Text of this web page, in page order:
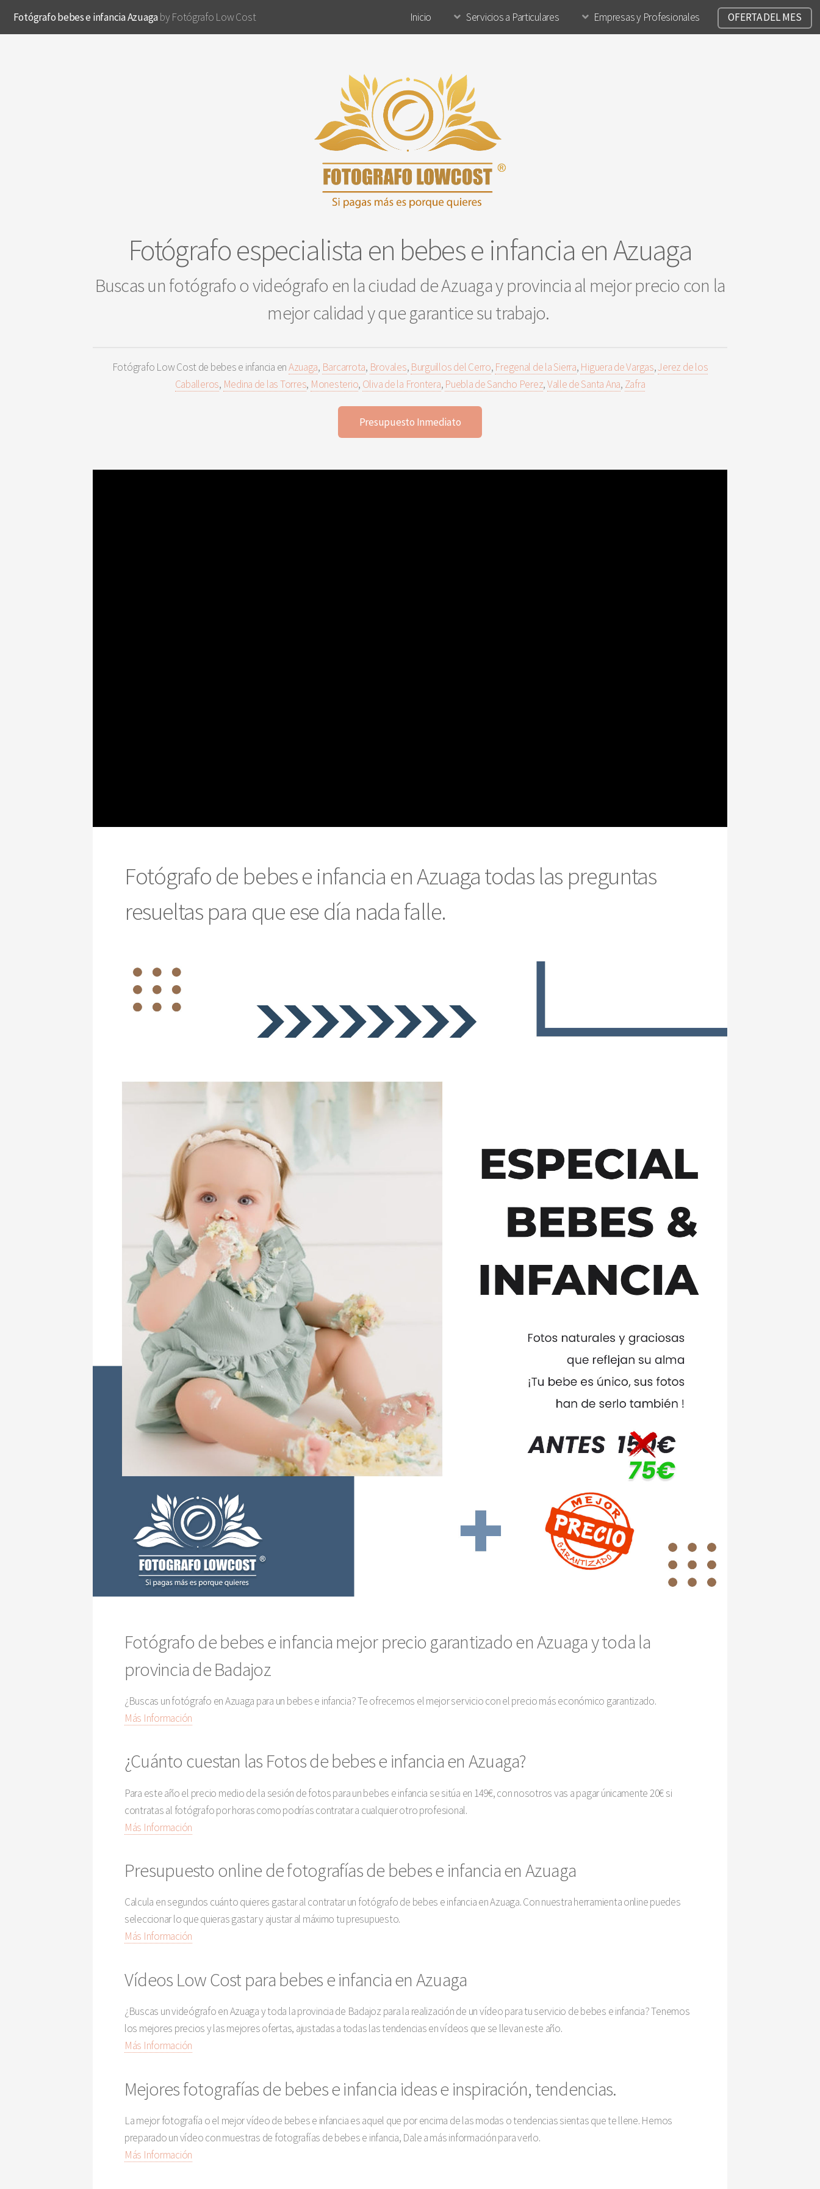
Fotógrafo bebes e infancia Azuagaby Fotógrafo Low Cost Inicio Servicios a Particulares Empresas y Profesionales OFERTA DEL MES
Fotógrafo especialista en bebes e infancia en Azuaga
Buscas un fotógrafo o videógrafo en la ciudad de Azuaga y provincia al mejor precio con la
mejor calidad y que garantice su trabajo.
Fotógrafo Low Cost de bebes e infancia enAzuaga, Barcarrota, Brovales, Burguillos del Cerro, Fregenal de la Sierra, Higuera de Vargas,Jerez de los
Caballeros, Medina de las Torres, Monesterio, Oliva de la Frontera, Puebla de Sancho Perez,Valle de Santa Ana, Zafra
Presupuesto Inmediato
Fotógrafo de bebes e infancia en Azuaga todas las preguntas
resueltas para que ese día nada falle.
Fotógrafo de bebes e infancia mejor precio garantizado en Azuaga y toda la
provincia de Badajoz
¿Buscas un fotógrafo en Azuaga para un bebes e infancia? Te ofrecemos el mejor servicio con el precio más económico garantizado.
Más Información
¿Cuánto cuestan las Fotos de bebes e infancia en Azuaga?
Para este año el precio medio de la sesión de fotos para un bebes e infancia se sitúa en 149€, con nosotros vas a pagar únicamente 20€ si
contratas al fotógrafo por horas como podrías contratar a cualquier otro profesional.
Más Información
Presupuesto online de fotografías de bebes e infancia en Azuaga
Calcula en segundos cuánto quieres gastar al contratar un fotógrafo de bebes e infancia en Azuaga. Con nuestra herramienta online puedes
seleccionar lo que quieras gastar y ajustar al máximo tu presupuesto.
Más Información
Vídeos Low Cost para bebes e infancia en Azuaga
¿Buscas un videógrafo en Azuaga y toda la provincia de Badajoz para la realización de un vídeo para tu servicio de bebes e infancia? Tenemos
los mejores precios y las mejores ofertas, ajustadas a todas las tendencias en vídeos que se llevan este año.
Más Información
Mejores fotografías de bebes e infancia ideas e inspiración, tendencias.
La mejor fotografía o el mejor vídeo de bebes e infancia es aquel que por encima de las modas o tendencias sientas que te llene. Hemos
preparado un vídeo con muestras de fotografías de bebes e infancia, Dale a más información para verlo.
Más Información